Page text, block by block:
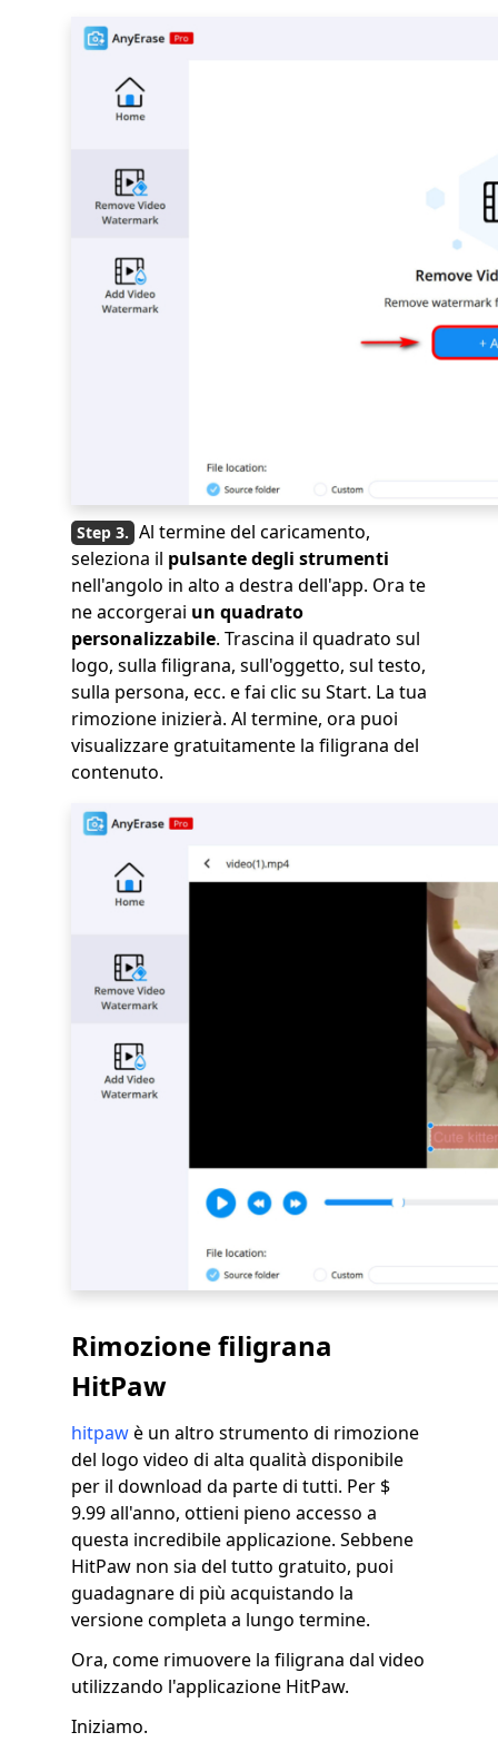
Al termine del caricamento,
seleziona il pulsante degli strumenti
nell'angolo in alto a destra dell'app. Ora te
ne accorgerai un quadrato
personalizzabile. Trascina il quadrato sul
logo, sulla filigrana, sull'oggetto, sul testo,
sulla persona, ecc. e fai clic su Start. La tua
rimozione inizierà. Al termine, ora puoi
visualizzare gratuitamente la filigrana del
contenuto.
Rimozione filigrana
HitPaw
hitpawè un altro strumento di rimozione
del logo video di alta qualità disponibile
per il download da parte di tutti. Per $
9.99 all'anno, ottieni pieno accesso a
questa incredibile applicazione. Sebbene
HitPaw non sia del tutto gratuito, puoi
guadagnare di più acquistando la
versione completa a lungo termine.
Ora, come rimuovere la filigrana dal video
utilizzando l'applicazione HitPaw.
Iniziamo.